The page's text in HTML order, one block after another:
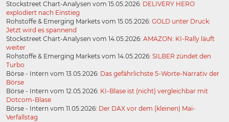
Stockstreet Chart-Analysen vom 15.05.2026: DELIVERY HERO
explodiert nach Einstieg
Rohstoffe & Emerging Markets vom 15.05.2026: GOLD unter Druck:
Jetzt wird es spannend
Stockstreet Chart-Analysen vom 14.05.2026: AMAZON: KI-Rally läuft
weiter
Rohstoffe & Emerging Markets vom 14.05.2026: SILBER zündet den
Turbo
Börse - Intern vom 13.05.2026: Das gefährlichste 5-Worte-Narrativ der
Börse
Börse - Intern vom 12.05.2026: KI-Blase ist (nicht) vergleichbar mit
Dotcom-Blase
Börse - Intern vom 11.05.2026: Der DAX vor dem (kleinen) Mai-
Verfallstag